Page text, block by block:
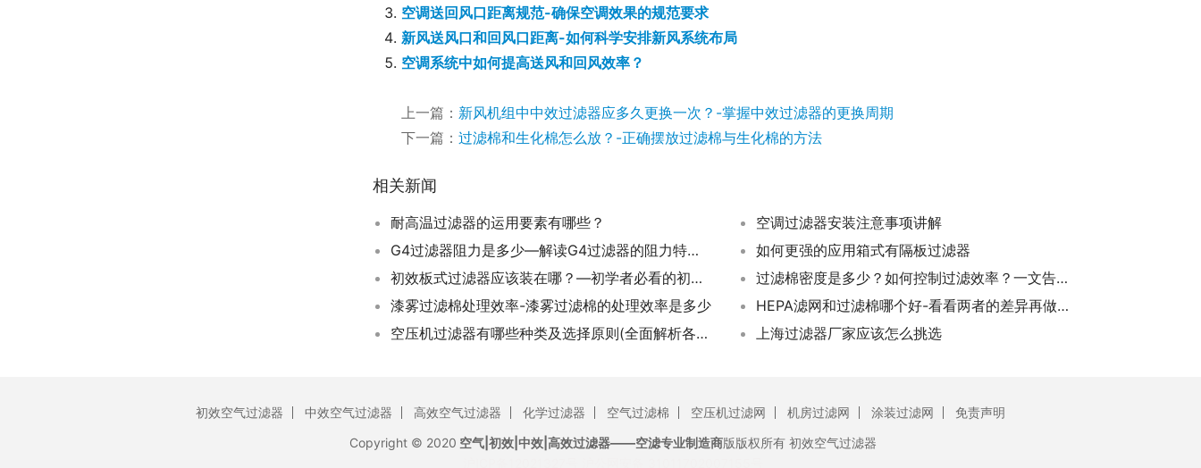
空调送回风口距离规范-确保空调效果的规范要求
新风送风口和回风口距离-如何科学安排新风系统布局
空调系统中如何提高送风和回风效率？
上一篇： 新风机组中中效过滤器应多久更换一次？-掌握中效过滤器的更换周期
下一篇： 过滤棉和生化棉怎么放？-正确摆放过滤棉与生化棉的方法
相关新闻
耐高温过滤器的运用要素有哪些？
空调过滤器安装注意事项讲解
G4过滤器阻力是多少—解读G4过滤器的阻力特点及影响因素40~60Pa 阻力:G4初效过滤器的阻力一般为40~60Pa。
如何更强的应用箱式有隔板过滤器
初效板式过滤器应该装在哪？—初学者必看的初效板式过滤器安装指南
过滤棉密度是多少？如何控制过滤效率？一文告诉你！
漆雾过滤棉处理效率-漆雾过滤棉的处理效率是多少
HEPA滤网和过滤棉哪个好-看看两者的差异再做选择
空压机过滤器有哪些种类及选择原则(全面解析各类空压机过滤器的特点和参数)
上海过滤器厂家应该怎么挑选
初效空气过滤器 中效空气过滤器 高效空气过滤器 化学过滤器 空气过滤棉 空压机过滤网 机房过滤网 涂装过滤网
免责声明
Copyright © 2020 空气|初效|中效|高效过滤器——空滤专业制造商版版权所有 初效空气过滤器